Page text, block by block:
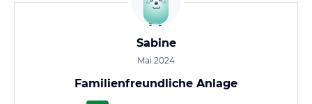
Sabine
Mai 2024
Familienfreundliche Anlage